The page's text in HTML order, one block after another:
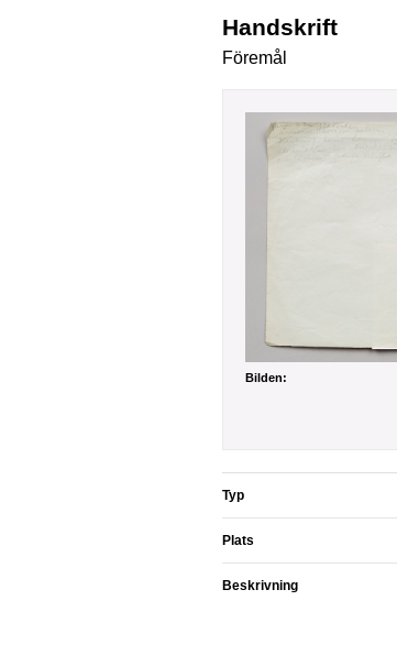
handskrift
Föremål
Bilden:
Typ
Plats
Beskrivning